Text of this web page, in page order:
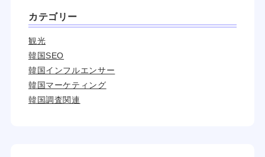
カテゴリー
観光
韓国SEO
韓国インフルエンサー
韓国マーケティング
韓国調査関連